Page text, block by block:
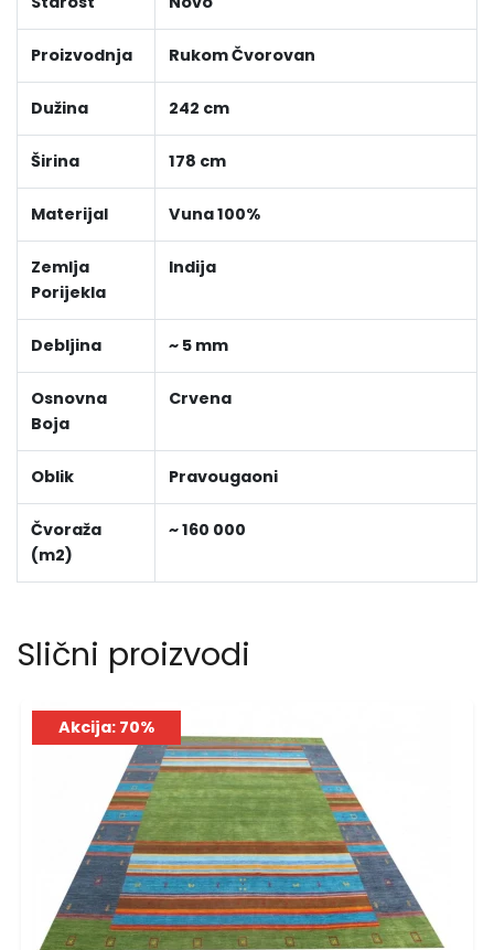
Proizvodnja Rukom Čvorovan
Dužina 242 cm
Širina 178 cm
Materijal Vuna 100%
Zemlja
Porijekla
Indija
Debljina ~ 5 mm
Osnovna
Boja
Crvena
Oblik Pravougaoni
Čvoraža
(m2)
~ 160 000
Slični proizvodi
Akcija: 70%